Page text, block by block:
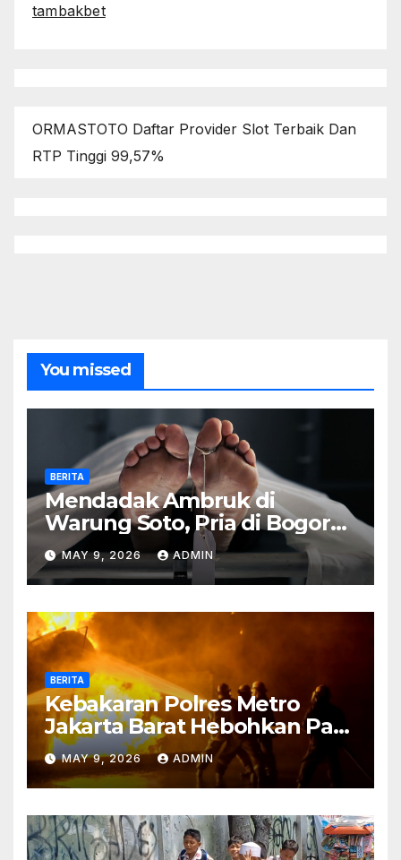
tambakbet
ORMASTOTO Daftar Provider Slot Terbaik Dan
RTP Tinggi 99,57%
You missed
BERITA
Mendadak Ambruk di
Warung Soto, Pria di Bogor
Meninggal Sebelum Makan
MAY 9, 2026 ADMIN
BERITA
Kebakaran Polres Metro
Jakarta Barat Hebohkan Pagi
Hari, Ini Fakta Terbarunya
MAY 9, 2026 ADMIN